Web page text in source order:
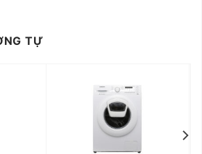
đang hoạt động.
kể vì sử dụng công nghệ
5 sao, hiệu suất sử dụng điện
TỰ